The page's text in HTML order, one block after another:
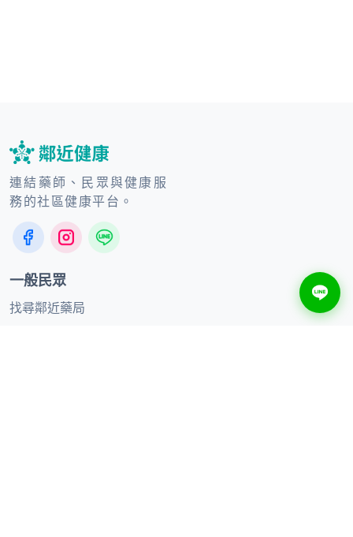
連結藥師、民眾與健康服
務的社區健康平台。
一般民眾
找尋鄰近藥局